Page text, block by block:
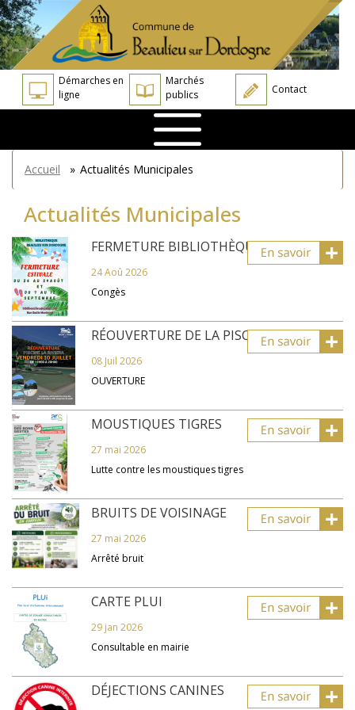
Aller
au
contenu
principal
Démarches en
ligne
Marchés
publics
Contact
You
are
here
Accueil » Actualités Municipales
Actualités Municipales
FERMETURE BIBLIOTHÈQUE
24 Aoû 2026
Congès
RÉOUVERTURE DE LA PISCINE
08 Juil 2026
OUVERTURE
MOUSTIQUES TIGRES
27 mai 2026
Lutte contre les moustiques tigres
BRUITS DE VOISINAGE
27 mai 2026
Arrêté bruit
CARTE PLUI
29 jan 2026
Consultable en mairie
DÉJECTIONS CANINES
Panneau de gestion des cookies